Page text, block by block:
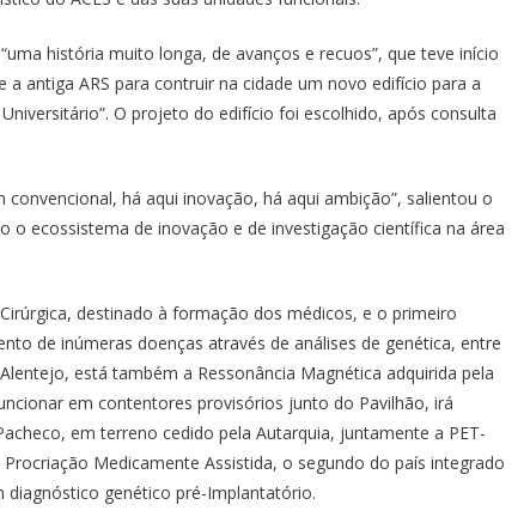
história muito longa, de avanços e recuos”, que teve início
antiga ARS para contruir na cidade um novo edifício para a
O projeto do edifício foi escolhido, após consulta
há aqui inovação, há aqui ambição”, salientou o
o ecossistema de inovação e de investigação científica na área
destinado à formação dos médicos, e o primeiro
de inúmeras doenças através de análises de genética, entre
está também a Ressonância Magnética adquirida pela
em contentores provisórios junto do Pavilhão, irá
em terreno cedido pela Autarquia, juntamente a PET-
Medicamente Assistida, o segundo do país integrado
diagnóstico genético pré-Implantatório.